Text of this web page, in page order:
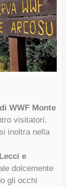
WWF Monte
visitatori.
inoltra nella
e
dolcemente
gli occhi